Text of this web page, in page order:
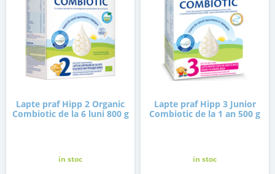
Lapte praf Hipp 2 Organic
Combiotic de la 6 luni 800 g
in stoc
Lapte praf Hipp 3 Junior
Combiotic de la 1 an 500 g
in stoc